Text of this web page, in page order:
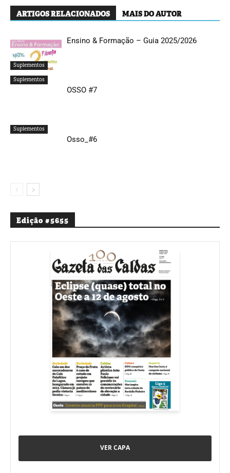
ARTIGOS RELACIONADOS MAIS DO AUTOR
Suplementos
Ensino & Formação – Guia 2025/2026
Suplementos
OSSO #7
Suplementos
Osso_#6
Edição #5655
VER CAPA